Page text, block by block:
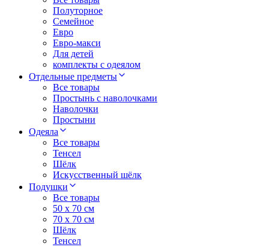
Полуторное
Семейное
Евро
Евро-макси
Для детей
комплекты с одеялом
Отдельные предметы
Все товары
Простынь с наволочками
Наволочки
Простыни
Одеяла
Все товары
Тенсел
Шёлк
Искусственный шёлк
Подушки
Все товары
50 x 70 см
70 x 70 см
Шёлк
Тенсел